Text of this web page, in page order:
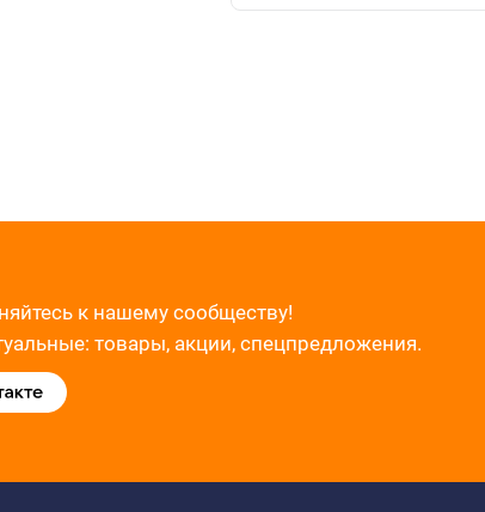
к нашему сообществу!
товары, акции, спецпредложения.